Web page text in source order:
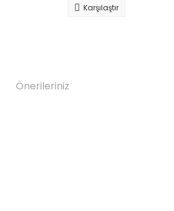
Karşılaştır
Önerileriniz